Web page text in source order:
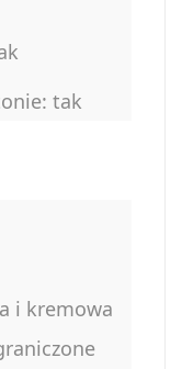
tak
i kremowa